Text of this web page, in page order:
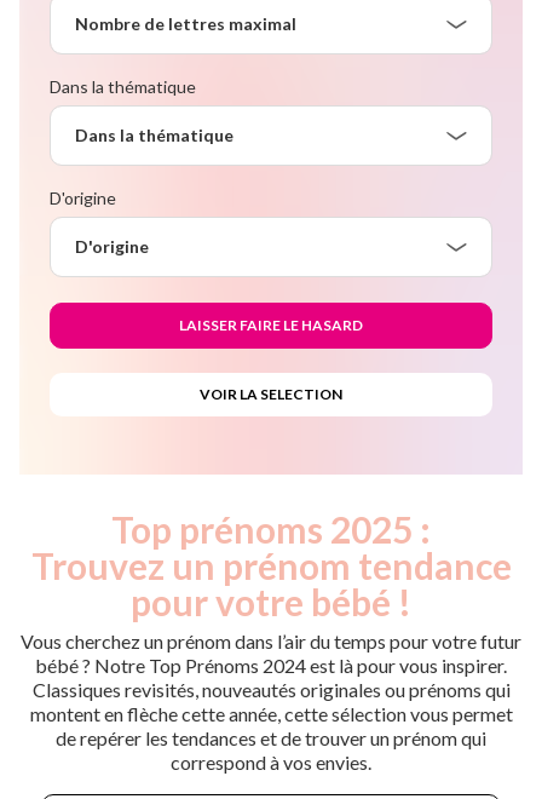
Nombre de lettres maximal
Dans la thématique
Dans la thématique
D'origine
D'origine
Top prénoms 2025 :
Trouvez un prénom tendance
pour votre bébé !
Vous cherchez un prénom dans l’air du temps pour votre futur
bébé ? Notre Top Prénoms 2024 est là pour vous inspirer.
Classiques revisités, nouveautés originales ou prénoms qui
montent en flèche cette année, cette sélection vous permet
de repérer les tendances et de trouver un prénom qui
correspond à vos envies.